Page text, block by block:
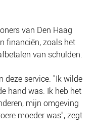
van Den Haag
financiën, zoals het
van schulden.
deze service. "Ik wilde
hand was. Ik heb het
mijn omgeving
moeder was", zegt